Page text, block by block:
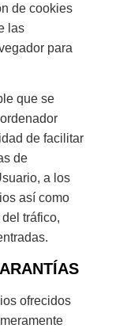
de cookies
las
para
que se
de facilitar
de
a los
así como
tráfico,
ofrecidos